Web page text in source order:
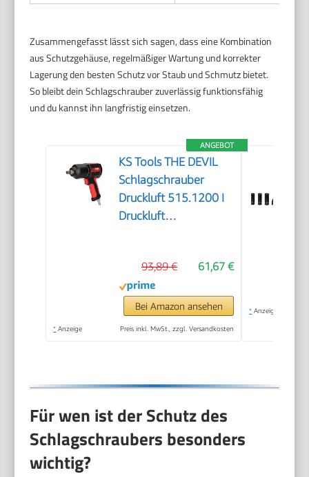
Zusammengefasst lässt sich sagen, dass eine Kombination
aus Schutzgehäuse, regelmäßiger Wartung und korrekter
Lagerung den besten Schutz vor Staub und Schmutz bietet.
So bleibt dein Schlagschrauber zuverlässig funktionsfähig
und du kannst ihn langfristig einsetzen.
ANGEBOT
KS Tools THE DEVIL
Schlagschrauber
Druckluft 515.1200 I
Druckluft
Umschalthebel L/R I
Hochleistungs-
Doppel-Hammer-
Schlagwerk
61,67 €
93,89 €
Bei Amazon ansehen
* Anzeige Preis inkl. MwSt., zzgl. Versandkosten
* Anzeige
Für wen ist der Schutz des
Schlagschraubers besonders
wichtig?